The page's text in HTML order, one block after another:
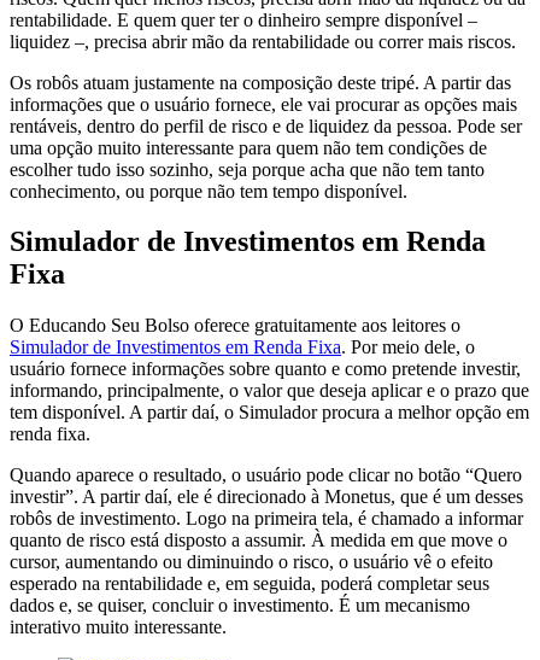
rentabilidade. E quem quer ter o dinheiro sempre disponível –
liquidez –, precisa abrir mão da rentabilidade ou correr mais riscos.
Os robôs atuam justamente na composição deste tripé. A partir das
informações que o usuário fornece, ele vai procurar as opções mais
rentáveis, dentro do perfil de risco e de liquidez da pessoa. Pode ser
uma opção muito interessante para quem não tem condições de
escolher tudo isso sozinho, seja porque acha que não tem tanto
conhecimento, ou porque não tem tempo disponível.
Simulador de Investimentos em Renda
Fixa
O Educando Seu Bolso oferece gratuitamente aos leitores o
Simulador de Investimentos em Renda Fixa. Por meio dele, o
usuário fornece informações sobre quanto e como pretende investir,
informando, principalmente, o valor que deseja aplicar e o prazo que
tem disponível. A partir daí, o Simulador procura a melhor opção em
renda fixa.
Quando aparece o resultado, o usuário pode clicar no botão “Quero
investir”. A partir daí, ele é direcionado à Monetus, que é um desses
robôs de investimento. Logo na primeira tela, é chamado a informar
quanto de risco está disposto a assumir. À medida em que move o
cursor, aumentando ou diminuindo o risco, o usuário vê o efeito
esperado na rentabilidade e, em seguida, poderá completar seus
dados e, se quiser, concluir o investimento. É um mecanismo
interativo muito interessante.